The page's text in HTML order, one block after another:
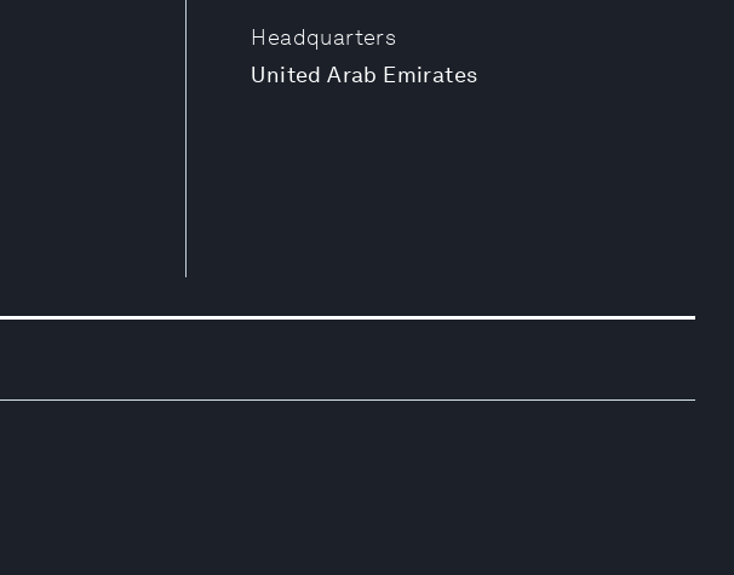
Headquarters
United Arab Emirates